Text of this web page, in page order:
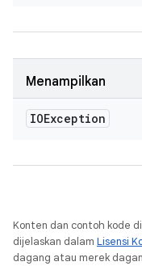
Menampilkan
IOException
Konten dan contoh kode
dijelaskan dalam Lisensi
dagang atau merek